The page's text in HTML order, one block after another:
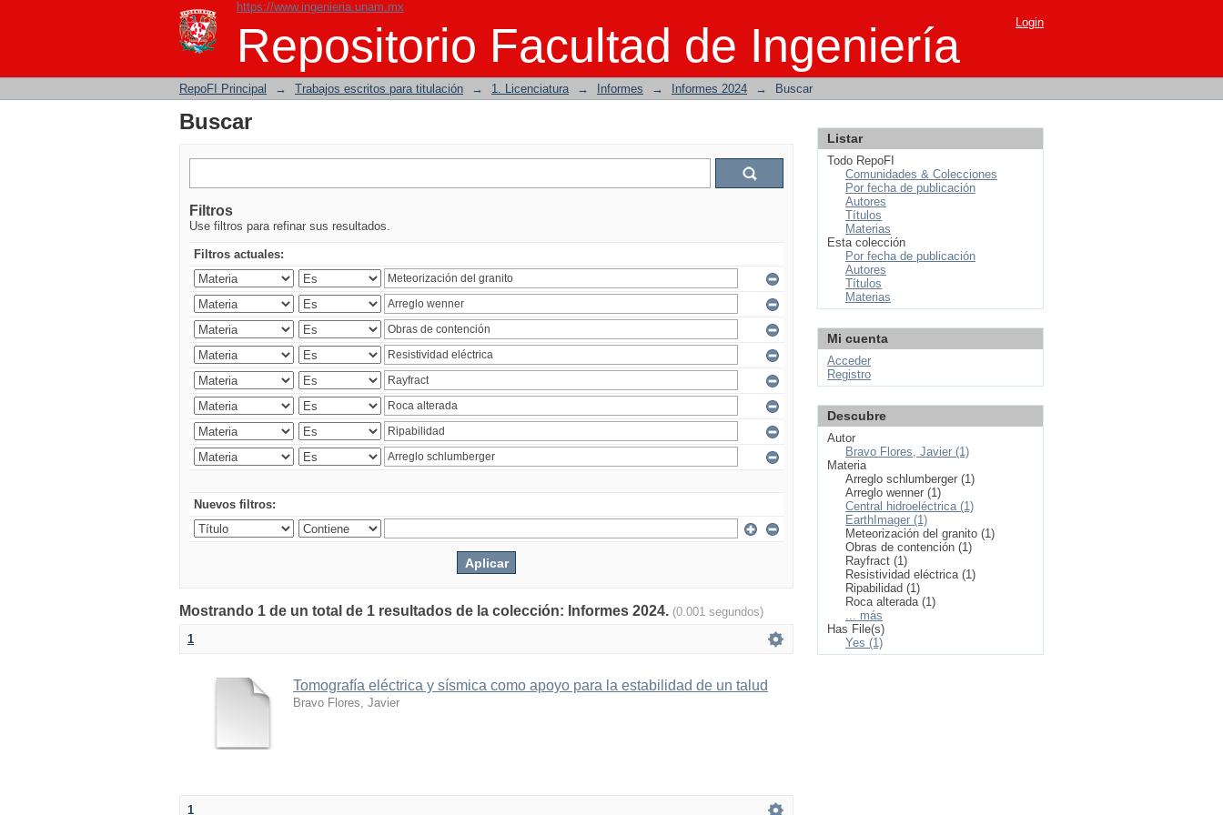
https://www.ingenieria.unam.mx
Repositorio Facultad de Ingeniería
Buscar Login
RepoFI Principal → Trabajos escritos para titulación → 1. Licenciatura → Informes → Informes 2024 → Buscar
Buscar
Filtros
Use filtros para refinar sus resultados.
Filtros actuales:
Nuevos filtros:
Mostrando 1 de un total de 1 resultados de la colección: Informes 2024. (0.001 segundos)
1
Tomografía eléctrica y sísmica como apoyo para la estabilidad de un talud
Bravo Flores, Javier
1
Listar
Todo RepoFI
Comunidades & Colecciones
Por fecha de publicación
Autores
Títulos
Materias
Esta colección
Por fecha de publicación
Autores
Títulos
Materias
Mi cuenta
Acceder
Registro
Descubre
Autor
Bravo Flores, Javier (1)
Materia
Arreglo schlumberger (1)
Arreglo wenner (1)
Central hidroeléctrica (1)
EarthImager (1)
Meteorización del granito (1)
Obras de contención (1)
Rayfract (1)
Resistividad eléctrica (1)
Ripabilidad (1)
Roca alterada (1)
... más
Has File(s)
Yes (1)